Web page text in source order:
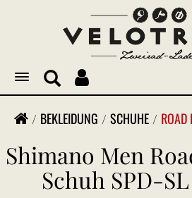
Toggle
navigation
BEKLEIDUNG SCHUHE ROAD
Shimano Men
Schuh SPD-